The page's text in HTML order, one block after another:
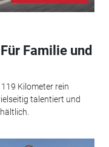
Familie und
Kilometer rein
talentiert und